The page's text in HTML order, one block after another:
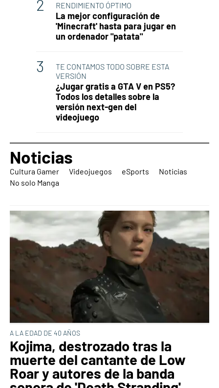
RENDIMIENTO ÓPTIMO
La mejor configuración de
'Minecraft' hasta para jugar en
un ordenador "patata"
TE CONTAMOS TODO SOBRE ESTA
VERSIÓN
¿Jugar gratis a GTA V en PS5?
Todos los detalles sobre la
versión next-gen del
videojuego
Noticias
Cultura Gamer Videojuegos eSports
Noticias
No solo Manga
A LA EDAD DE 40 AÑOS
Kojima, destrozado tras la
muerte del cantante de Low
Roar y autores de la banda